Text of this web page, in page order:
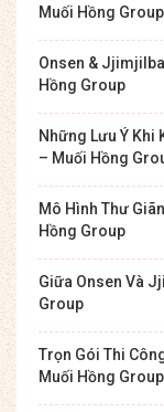
Muối Hồng Group
Onsen &
Hồng Group
Những Lưu Ý Khi
– Muối Hồng
Mô Hình Thư
Hồng Group
Giữa Onsen Và
Group
Trọn Gói Thi
Muối Hồng Group